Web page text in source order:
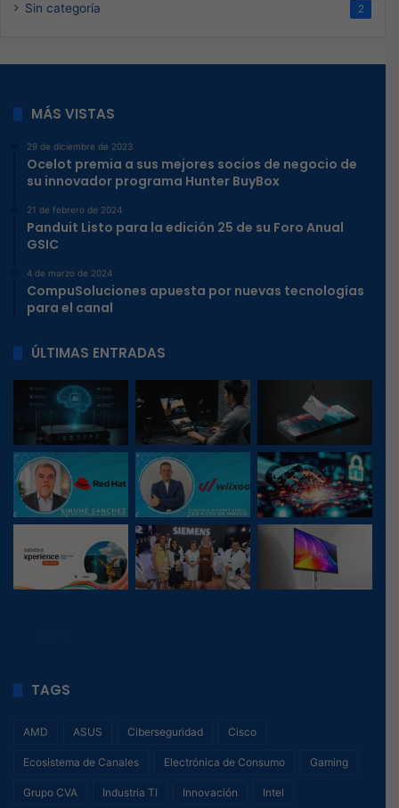
Sin categoría 2
MÁS VISTAS
29 de diciembre de 2023
Ocelot premia a sus mejores socios de negocio de
su innovador programa Hunter BuyBox
21 de febrero de 2024
Panduit Listo para la edición 25 de su Foro Anual
GSIC
4 de marzo de 2024
CompuSoluciones apuesta por nuevas tecnologías
para el canal
ÚLTIMAS ENTRADAS
TAGS
AMD ASUS Ciberseguridad Cisco
Ecosistema de Canales Electrónica de Consumo Gaming
Grupo CVA Industria TI Innovación Intel